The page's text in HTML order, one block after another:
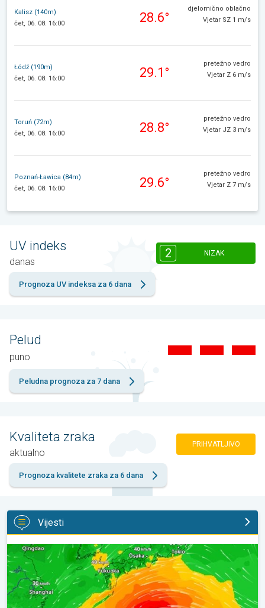
Kalisz (140m)
čet, 06. 08. 16:00
28.6°
djelomično oblačno
Vjetar SZ 1 m/s
Łódź (190m)
čet, 06. 08. 16:00
29.1°
pretežno vedro
Vjetar Z 6 m/s
Toruń (72m)
čet, 06. 08. 16:00
28.8°
pretežno vedro
Vjetar JZ 3 m/s
Poznań-Ławica (84m)
čet, 06. 08. 16:00
29.6°
pretežno vedro
Vjetar Z 7 m/s
UV indeks
danas
2 NIZAK
Prognoza UV indeksa za 6 dana
Pelud
puno
Peludna prognoza za 7 dana
Kvaliteta zraka
aktualno
PRIHVATLJIVO
Prognoza kvalitete zraka za 6 dana
Vijesti
Japan se priprema za tajfun Dolphin. Strah od klizišta. . .